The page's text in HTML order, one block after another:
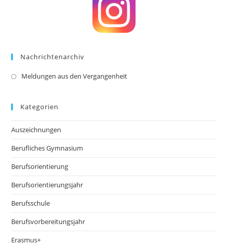
Nachrichtenarchiv
Meldungen aus den Vergangenheit
Kategorien
Auszeichnungen
Berufliches Gymnasium
Berufsorientierung
Berufsorientierungsjahr
Berufsschule
Berufsvorbereitungsjahr
Erasmus+